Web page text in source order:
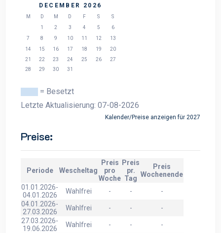
DECEMBER 2026
M D M D F S
S
1
2 3 4 5
6
7
8 9 10 11 12
13
14
15 16 17 18 19
20
21
22 23 24 25 26
27
28
29 30 31
= Besetzt
Letzte Aktualisierung: 07-08-2026
Kalender/Preise anzeigen für 2027
Preise:
Periode Wescheltag
Preis
pro
Woche
Preis
pr.
Tag
Preis
Wochenende
01.01.2026-
04.01.2026
Wahlfrei - -
-
04.01.2026-
27.03.2026
Wahlfrei - -
-
27.03.2026-
19.06.2026
Wahlfrei - -
-